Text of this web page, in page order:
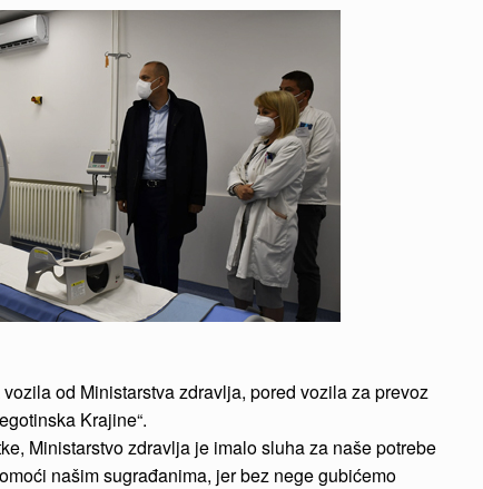
od Ministarstva zdravlja, pored vozila za prevoz
Krajine“.
Ministarstvo zdravlja je imalo sluha za naše potrebe
našim sugrađanima, jer bez nege gubićemo